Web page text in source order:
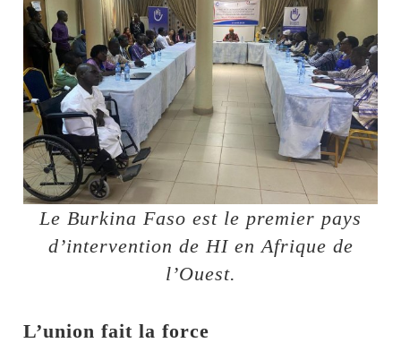
Le Burkina Faso est le premier pays
d’intervention de HI en Afrique de
l’Ouest.
L’union fait la force